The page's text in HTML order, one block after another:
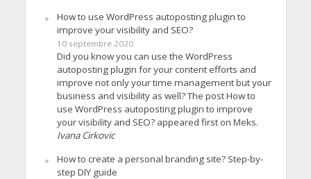
How to use WordPress autoposting plugin to
improve your visibility and SEO?
10 septembre 2020
Did you know you can use the WordPress
autoposting plugin for your content efforts and
improve not only your time management but your
business and visibility as well? The post How to
use WordPress autoposting plugin to improve
your visibility and SEO? appeared first on Meks.
Ivana Cirkovic
How to create a personal branding site? Step-by-
step DIY guide